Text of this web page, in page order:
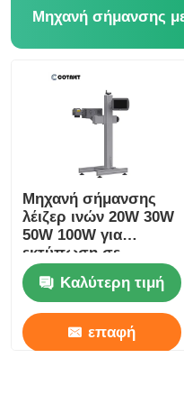
Γύρος εργοστασίων
Ποιοτικός έλεγχος
Νέα
Ζητήστε ένα
Μηχανή σήμανσης με
Μηχανή σήμανσης με
Μηχανή σήμανσης
λέιζερ ινών 20W 30W
50W 100W για
εκτύπωση σε
κάλυμμα μετάλλου /
αλουμινίουΚαλύτερη τιμή
επαφή